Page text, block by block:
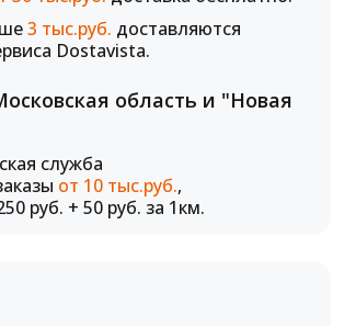
3 тыс.руб. доставляются
Dostavista.
область и "Новая
служба
от 10 тыс.руб.,
руб. + 50 руб. за 1км.